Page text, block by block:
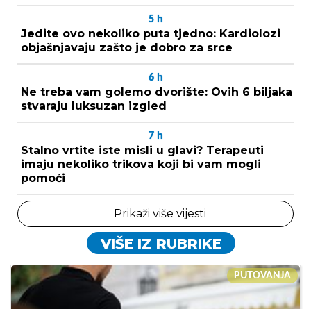
5 h
Jedite ovo nekoliko puta tjedno: Kardiolozi
objašnjavaju zašto je dobro za srce
6 h
Ne treba vam golemo dvorište: Ovih 6 biljaka
stvaraju luksuzan izgled
7 h
Stalno vrtite iste misli u glavi? Terapeuti
imaju nekoliko trikova koji bi vam mogli
pomoći
Prikaži više vijesti
VIŠE IZ RUBRIKE
PUTOVANJA